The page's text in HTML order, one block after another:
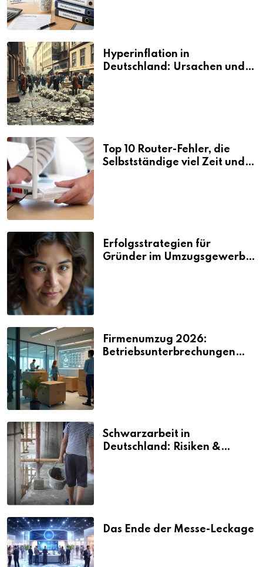
Hyperinflation in
Deutschland: Ursachen und
Top 10 Router-Fehler, die
Selbstständige viel Zeit und
Erfolgsstrategien für
Gründer im Umzugsgewerbe
Firmenumzug 2026:
Betriebsunterbrechungen
Schwarzarbeit in
Deutschland: Risiken &
Das Ende der Messe-Leckage